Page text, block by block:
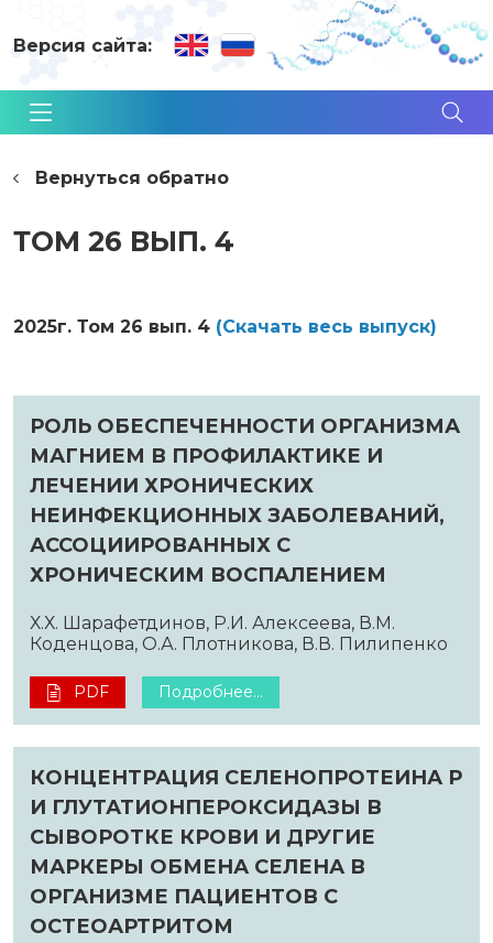
Версия сайта:
Вернуться обратно
ТОМ 26 ВЫП. 4
2025г. Том 26 вып. 4 (Cкачать весь выпуск)
РОЛЬ ОБЕСПЕЧЕННОСТИ ОРГАНИЗМА
МАГНИЕМ В ПРОФИЛАКТИКЕ И
ЛЕЧЕНИИ ХРОНИЧЕСКИХ
НЕИНФЕКЦИОННЫХ ЗАБОЛЕВАНИЙ,
АССОЦИИРОВАННЫХ С
ХРОНИЧЕСКИМ ВОСПАЛЕНИЕМ
Х.Х. Шарафетдинов, Р.И. Алексеева, В.М.
Коденцова, О.А. Плотникова, В.В. Пилипенко
PDF Подробнее...
КОНЦЕНТРАЦИЯ СЕЛЕНОПРОТЕИНА Р
И ГЛУТАТИОНПЕРОКСИДАЗЫ В
СЫВОРОТКЕ КРОВИ И ДРУГИЕ
МАРКЕРЫ ОБМЕНА СЕЛЕНА В
ОРГАНИЗМЕ ПАЦИЕНТОВ С
ОСТЕОАРТРИТОМ